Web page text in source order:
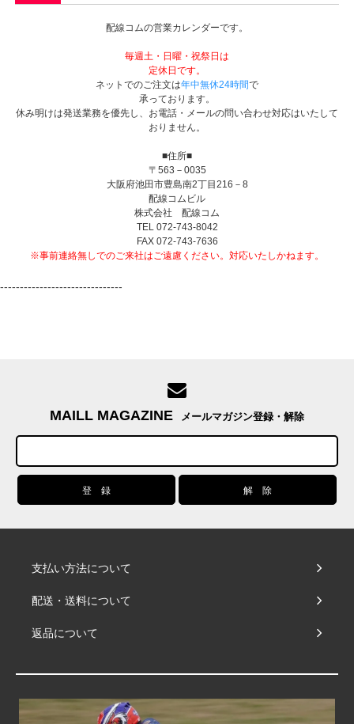
配線コムの営業カレンダーです。
毎週土・日曜・祝祭日は
定休日です。
ネットでのご注文は年中無休24時間で
承っております。
休み明けは発送業務を優先し、お電話・メールの問い合わせ対応はいたして
おりません。
■住所■
〒563－0035
大阪府池田市豊島南2丁目216－8
配線コムビル
株式会社 配線コム
TEL 072-743-8042
FAX 072-743-7636
※事前連絡無しでのご来社はご遠慮ください。対応いたしかねます。
-------------------------------
MAILL MAGAZINE メールマガジン登録・解除
支払い方法について
配送・送料について
返品について